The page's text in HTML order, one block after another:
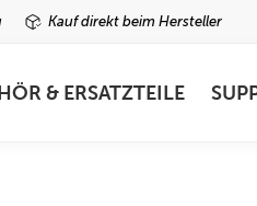
Kauf direkt beim Hersteller
& ERSATZTEILE